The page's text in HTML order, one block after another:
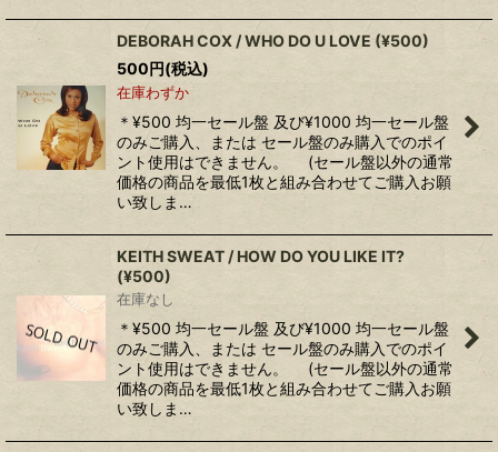
DEBORAH COX / WHO DO U LOVE (¥500)
500円(税込)
在庫わずか
＊¥500 均一セール盤 及び¥1000 均一セール盤
のみご購入、または セール盤のみ購入でのポイ
ント使用はできません。 (セール盤以外の通常
価格の商品を最低1枚と組み合わせてご購入お願
い致しま…
KEITH SWEAT / HOW DO YOU LIKE IT?
(¥500)
在庫なし
＊¥500 均一セール盤 及び¥1000 均一セール盤
のみご購入、または セール盤のみ購入でのポイ
ント使用はできません。 (セール盤以外の通常
価格の商品を最低1枚と組み合わせてご購入お願
い致しま…